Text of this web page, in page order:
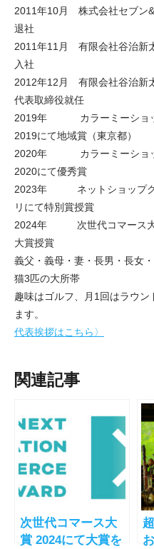
2011年10月 株式会社セブン
退社
2011年11月 有限会社谷治新
入社
2012年12月 有限会社谷治新
代表取締役就任
2019年 カラーミーショ
2019にて地域賞（東京都）
2020年 カラーミーショ
2020にて優秀賞
2023年 ネットショップグ
リにて特別賞授賞
2024年 次世代コマース大
大賞授賞
義父・義母・妻・長男・長女・
猫3匹の大所帯
趣味はゴルフ、月1回はラウン
ます。
代表挨拶はこちら〉
関連記事
次世代コマース大
賞 2024にて大賞を